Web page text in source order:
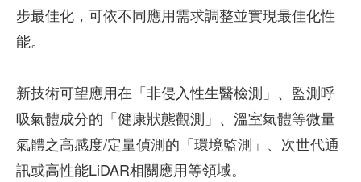
步最佳化，可依不同應用需求調整並實現最佳化性
能。
新技術可望應用在「非侵入性生醫檢測」、監測呼
吸氣體成分的「健康狀態觀測」、溫室氣體等微量
氣體之高感度/定量偵測的「環境監測」、次世代通
訊或高性能LiDAR相關應用等領域。